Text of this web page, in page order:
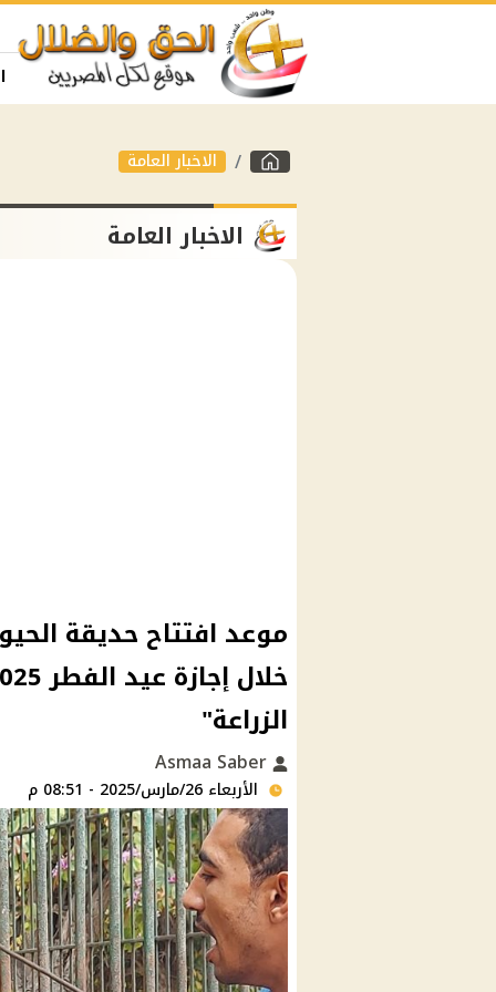
الاخبار العامة
الاخبار العامة
موعد افتتاح حديقة
الزراعة"
الأربعاء 26/مارس/2025 - 08:51 م